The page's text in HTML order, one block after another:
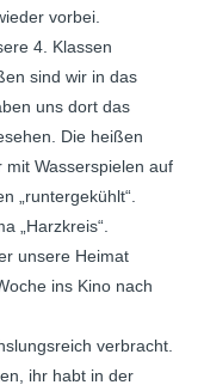
vorbei.
4. Klassen
sind wir in das
uns dort das
Die heißen
Wasserspielen auf
„runtergekühlt“.
„Harzkreis“.
unsere Heimat
ins Kino nach
verbracht.
ihr habt in der